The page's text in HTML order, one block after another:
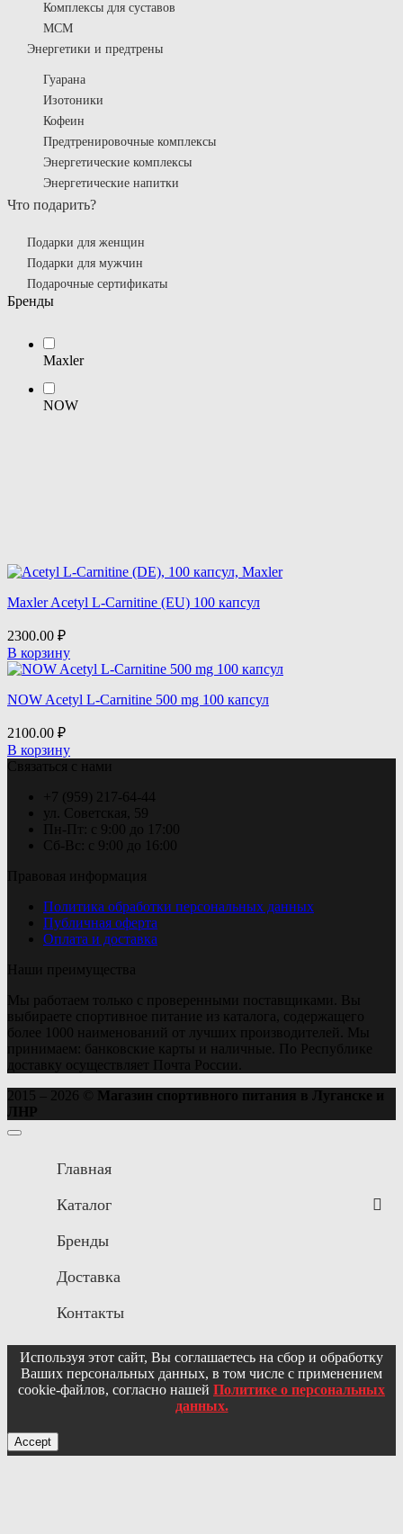
Комплексы для суставов
МСМ
Энергетики и предтрены
Гуарана
Изотоники
Кофеин
Предтренировочные комплексы
Энергетические комплексы
Энергетические напитки
Что подарить?
Подарки для женщин
Подарки для мужчин
Подарочные сертификаты
Бренды
Maxler
NOW
Maxler Acetyl L-Carnitine (EU) 100 капсул
2300.00 ₽
В корзину
NOW Acetyl L-Carnitine 500 mg 100 капсул
2100.00 ₽
В корзину
Связаться с нами
+7 (959) 217-64-44
ул. Советская, 59
Пн-Пт: с 9:00 до 17:00
Сб-Вс: с 9:00 до 16:00
Правовая информация
Политика обработки персональных данных
Публичная оферта
Оплата и доставка
Наши преимущества
Мы работаем только с проверенными поставщиками. Вы
выбираете спортивное питание из каталога, содержащего
более 1000 наименований от лучших производителей. Мы
принимаем: банковские карты и наличные. По Республике
доставку осуществляет Почта России.
2015 – 2026 ©
Магазин спортивного питания в Луганске и
ЛНР
Главная
Каталог
Бренды
Доставка
Контакты
Используя этот сайт, Вы соглашаетесь на сбор и обработку
Ваших персональных данных, в том числе с применением
cookie-файлов, согласно нашей Политике о персональных
данных.
Accept